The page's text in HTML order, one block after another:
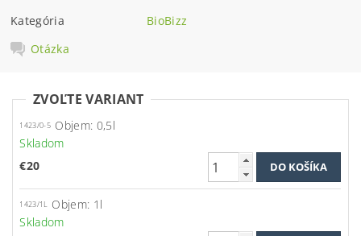
Kategória
BioBizz
Otázka
ZVOĽTE VARIANT
1423/0-5 Objem: 0,5l
Skladom
€20
1423/1L Objem: 1l
Skladom